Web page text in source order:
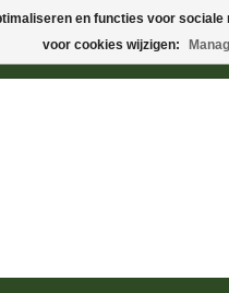
en functies voor
voor cookies wijzigen: